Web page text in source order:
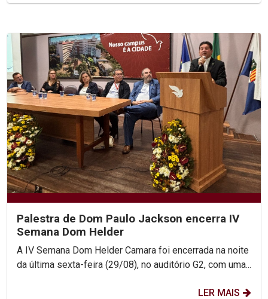
Palestra de Dom Paulo Jackson encerra IV
Semana Dom Helder
A IV Semana Dom Helder Camara foi encerrada na noite
da última sexta-feira (29/08), no auditório G2, com uma...
LER MAIS